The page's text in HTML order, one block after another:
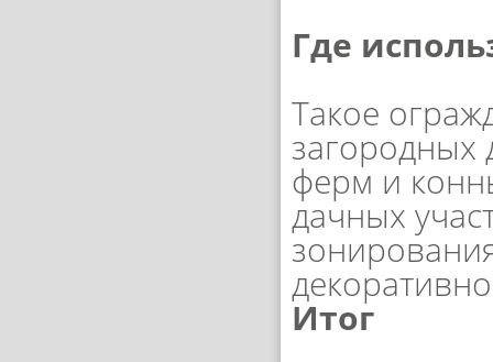
Где
Такое
загородных
ферм и
дачных
Итог